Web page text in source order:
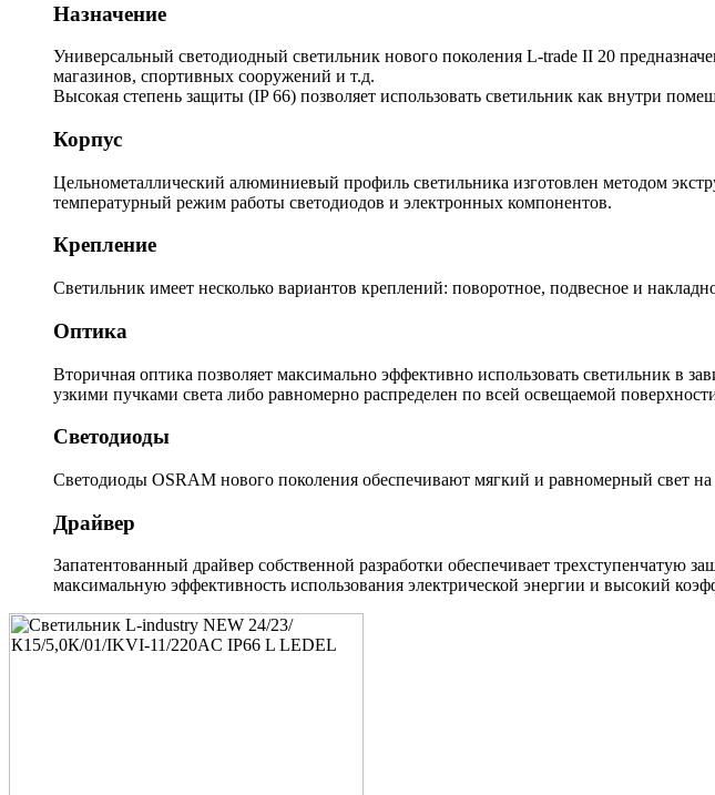
Назначение
Универсальный светодиодный светильник нового поколения L-trade II 20
магазинов, спортивных сооружений и т.д.
Высокая степень защиты (IP 66) позволяет использовать светильник как внутри
Корпус
Цельнометаллический алюминиевый профиль светильника изготовлен методом
температурный режим работы светодиодов и электронных компонентов.
Крепление
Светильник имеет несколько вариантов креплений: поворотное, подвесное и
Оптика
Вторичная оптика позволяет максимально эффективно использовать светильник в
узкими пучками света либо равномерно распределен по всей освещаемой
Светодиоды
Светодиоды OSRAM нового поколения обеспечивают мягкий и равномерный свет на
Драйвер
Запатентованный драйвер собственной разработки обеспечивает трехступенчатую
максимальную эффективность использования электрической энергии и высокий